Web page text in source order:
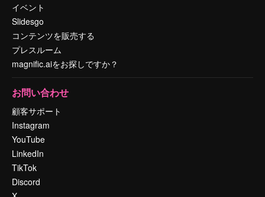
イベント
Slidesgo
コンテンツを販売する
プレスルーム
magnific.aiをお探しですか？
お問い合わせ
顧客サポート
Instagram
YouTube
LinkedIn
TikTok
Discord